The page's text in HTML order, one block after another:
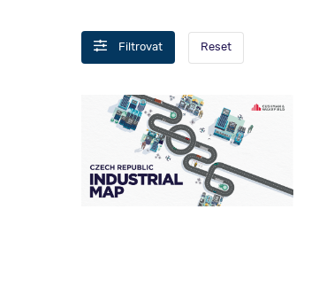
Filtrovat Reset